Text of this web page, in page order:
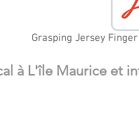
à L'île Maurice et
Grasping Jersey